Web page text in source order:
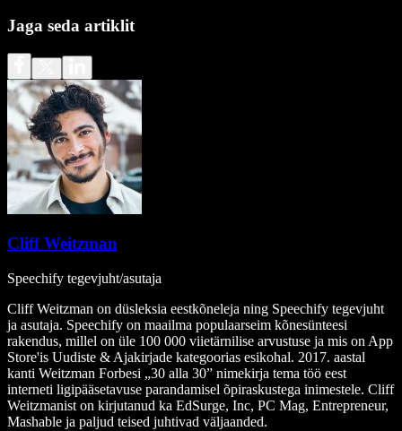
Jaga seda artiklit
Cliff Weitzman
Speechify tegevjuht/asutaja
Cliff Weitzman on düsleksia eestkõneleja ning Speechify tegevjuht
ja asutaja. Speechify on maailma populaarseim kõnesünteesi
rakendus, millel on üle 100 000 viietärnilise arvustuse ja mis on App
Store'is Uudiste & Ajakirjade kategoorias esikohal. 2017. aastal
kanti Weitzman Forbesi „30 alla 30” nimekirja tema töö eest
interneti ligipääsetavuse parandamisel õpiraskustega inimestele. Cliff
Weitzmanist on kirjutanud ka EdSurge, Inc, PC Mag, Entrepreneur,
Mashable ja paljud teised juhtivad väljaanded.